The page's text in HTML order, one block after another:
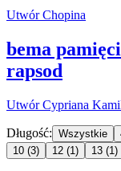
UtwórChopina
bema
rapsod
UtwórCypriana
Długość: Wszystkie
10 (3) 12 (1) 13 (1)